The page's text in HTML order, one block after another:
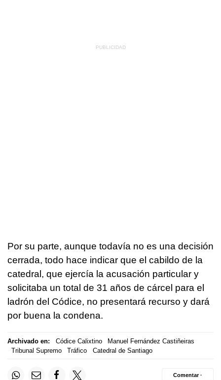
Por su parte, aunque todavía no es una decisión
cerrada, todo hace indicar que el cabildo de la
catedral, que ejercía la acusación particular y
solicitaba un total de 31 años de cárcel para el
ladrón del Códice, no presentará recurso y dará
por buena la condena.
Archivado en: Códice Calixtino
Manuel Fernández Castiñeiras
Tribunal Supremo
Tráfico Catedral de Santiago
Comentar ·